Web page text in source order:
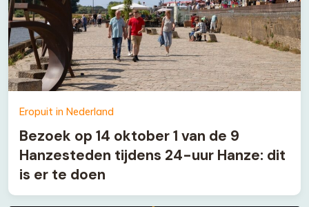
Eropuit in Nederland
Bezoek op 14 oktober 1 van de 9
Hanzesteden tijdens 24-uur Hanze: dit
is er te doen